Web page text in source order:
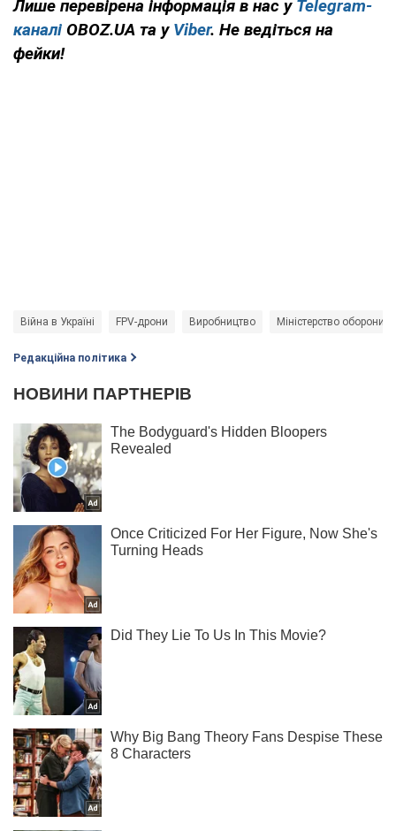
Лише перевірена інформація в нас у Telegram-
каналі OBOZ.UA та у Viber. Не ведіться на
фейки!
Війна в Україні FPV-дрони Виробництво Міністерство оборони
Редакційна політика